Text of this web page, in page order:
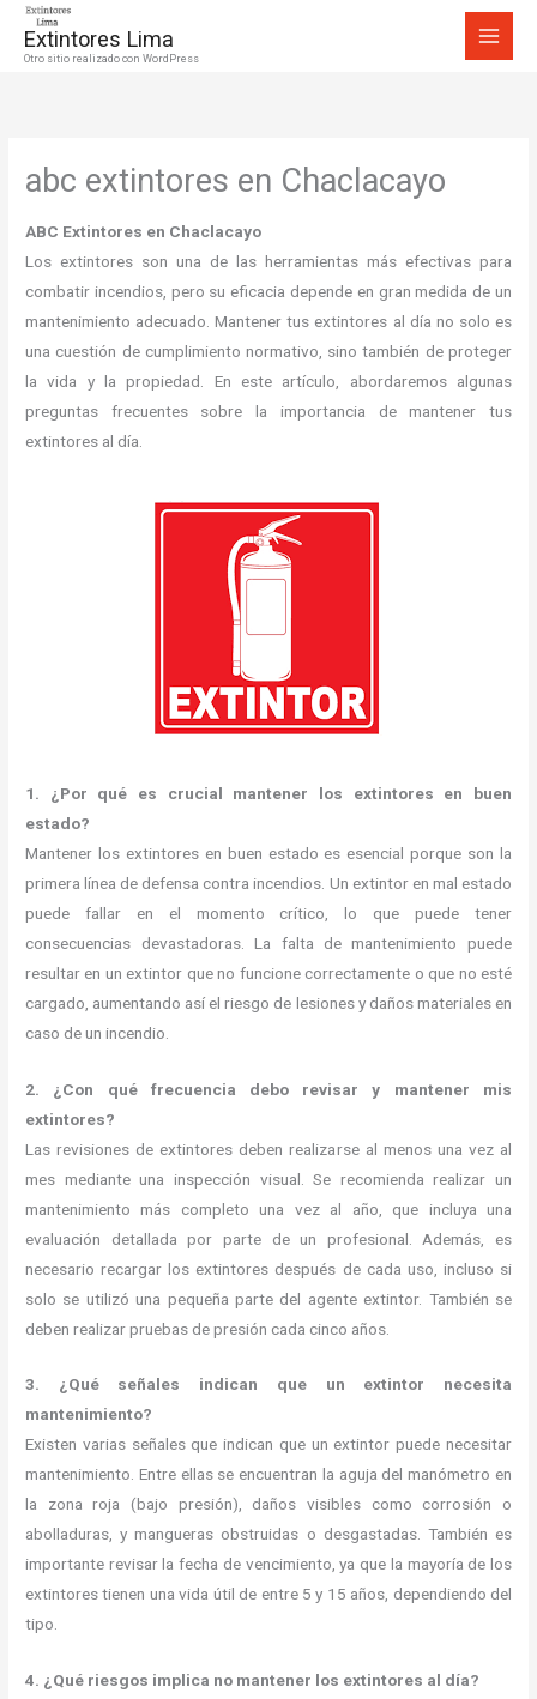
Extintores Lima
Otro sitio realizado con WordPress
abc extintores en Chaclacayo
ABC Extintores en Chaclacayo
Los extintores son una de las herramientas más efectivas para
combatir incendios, pero su eficacia depende en gran medida de un
mantenimiento adecuado. Mantener tus extintores al día no solo es
una cuestión de cumplimiento normativo, sino también de proteger
la vida y la propiedad. En este artículo, abordaremos algunas
preguntas frecuentes sobre la importancia de mantener tus
extintores al día.
1. ¿Por qué es crucial mantener los extintores en buen
estado?
Mantener los extintores en buen estado es esencial porque son la
primera línea de defensa contra incendios. Un extintor en mal estado
puede fallar en el momento crítico, lo que puede tener
consecuencias devastadoras. La falta de mantenimiento puede
resultar en un extintor que no funcione correctamente o que no esté
cargado, aumentando así el riesgo de lesiones y daños materiales en
caso de un incendio.
2. ¿Con qué frecuencia debo revisar y mantener mis
extintores?
Las revisiones de extintores deben realizarse al menos una vez al
mes mediante una inspección visual. Se recomienda realizar un
mantenimiento más completo una vez al año, que incluya una
evaluación detallada por parte de un profesional. Además, es
necesario recargar los extintores después de cada uso, incluso si
solo se utilizó una pequeña parte del agente extintor. También se
deben realizar pruebas de presión cada cinco años.
3. ¿Qué señales indican que un extintor necesita
mantenimiento?
Existen varias señales que indican que un extintor puede necesitar
mantenimiento. Entre ellas se encuentran la aguja del manómetro en
la zona roja (bajo presión), daños visibles como corrosión o
abolladuras, y mangueras obstruidas o desgastadas. También es
importante revisar la fecha de vencimiento, ya que la mayoría de los
extintores tienen una vida útil de entre 5 y 15 años, dependiendo del
tipo.
4. ¿Qué riesgos implica no mantener los extintores al día?